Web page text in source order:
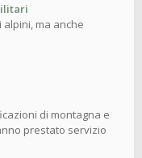
ma anche
di montagna e
prestato servizio